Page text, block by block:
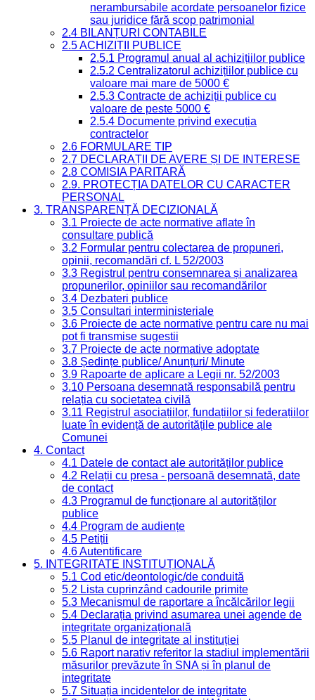
nerambursabile acordate persoanelor fizice
sau juridice fără scop patrimonial
2.4 BILANȚURI CONTABILE
2.5 ACHIZIȚII PUBLICE
2.5.1 Programul anual al achizițiilor publice
2.5.2 Centralizatorul achizițiilor publice cu
valoare mai mare de 5000 €
2.5.3 Contracte de achiziții publice cu
valoare de peste 5000 €
2.5.4 Documente privind execuția
contractelor
2.6 FORMULARE TIP
2.7 DECLARAȚII DE AVERE ȘI DE INTERESE
2.8 COMISIA PARITARĂ
2.9. PROTECȚIA DATELOR CU CARACTER
PERSONAL
3. TRANSPARENȚĂ DECIZIONALĂ
3.1 Proiecte de acte normative aflate în
consultare publică
3.2 Formular pentru colectarea de propuneri,
opinii, recomandări cf. L 52/2003
3.3 Registrul pentru consemnarea și analizarea
propunerilor, opiniilor sau recomandărilor
3.4 Dezbateri publice
3.5 Consultari interministeriale
3.6 Proiecte de acte normative pentru care nu mai
pot fi transmise sugestii
3.7 Proiecte de acte normative adoptate
3.8 Ședințe publice/ Anunțuri/ Minute
3.9 Rapoarte de aplicare a Legii nr. 52/2003
3.10 Persoana desemnată responsabilă pentru
relația cu societatea civilă
3.11 Registrul asociațiilor, fundațiilor și federațiilor
luate în evidență de autoritățile publice ale
Comunei
4. Contact
4.1 Datele de contact ale autorităților publice
4.2 Relații cu presa - persoană desemnată, date
de contact
4.3 Programul de funcționare al autorităților
publice
4.4 Program de audiențe
4.5 Petiții
4.6 Autentificare
5. INTEGRITATE INSTITUȚIONALĂ
5.1 Cod etic/deontologic/de conduită
5.2 Lista cuprinzând cadourile primite
5.3 Mecanismul de raportare a încălcărilor legii
5.4 Declarația privind asumarea unei agende de
integritate organizațională
5.5 Planul de integritate al instituției
5.6 Raport narativ referitor la stadiul implementării
măsurilor prevăzute în SNA și în planul de
integritate
5.7 Situația incidentelor de integritate